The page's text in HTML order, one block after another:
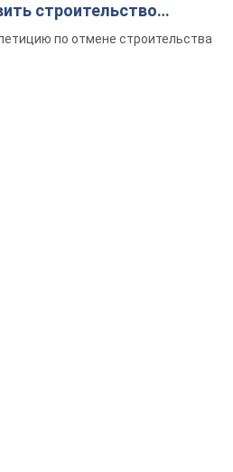
строительство
верующего"
по отмене строительства